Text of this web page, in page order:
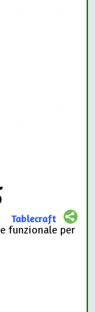
Tablecraft
funzionale per